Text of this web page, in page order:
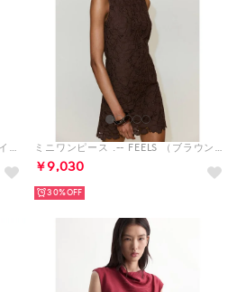
ミニワンピース .-- ISISHORT （ライラック） ミニワンピース .-- FEELS （ブラウン）
￥9,030
30%